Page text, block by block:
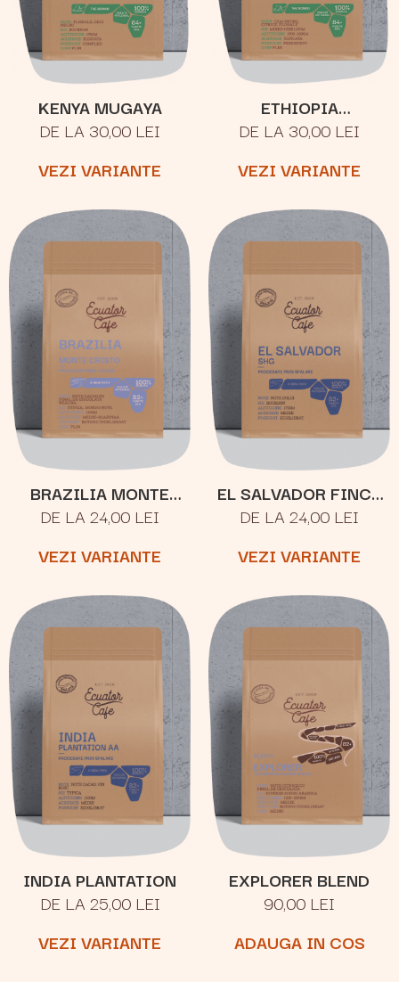
KENYA MUGAYA
DE LA 30,00 LEI
VEZI VARIANTE
ETHIOPIA
YIRGACHEFFE
KERCHANSHE
DE LA 30,00 LEI
VEZI VARIANTE
BRAZILIA MONTE
CRISTO
DE LA 24,00 LEI
VEZI VARIANTE
EL SALVADOR FINCA
JOYA
DE LA 24,00 LEI
VEZI VARIANTE
INDIA PLANTATION
DE LA 25,00 LEI
VEZI VARIANTE
EXPLORER BLEND
90,00 LEI
ADAUGA IN COS